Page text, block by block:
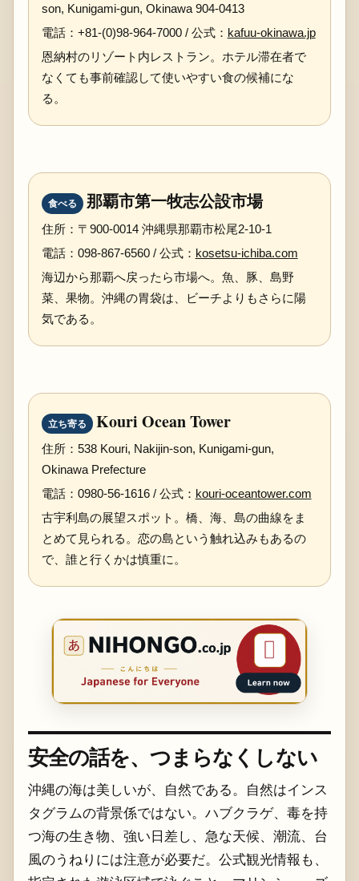
son, Kunigami-gun, Okinawa 904-0413
電話：+81-(0)98-964-7000 / 公式： kafuu-okinawa.jp
恩納村のリゾート内レストラン。ホテル滞在者で
なくても事前確認して使いやすい食の候補にな
る。
食べる 那覇市第一牧志公設市場
住所：〒900-0014 沖縄県那覇市松尾2-10-1
電話：098-867-6560 / 公式： kosetsu-ichiba.com
海辺から那覇へ戻ったら市場へ。魚、豚、島野
菜、果物。沖縄の胃袋は、ビーチよりもさらに陽
気である。
立ち寄る Kouri Ocean Tower
住所：538 Kouri, Nakijin-son, Kunigami-gun,
Okinawa Prefecture
電話：0980-56-1616 / 公式： kouri-oceantower.com
古宇利島の展望スポット。橋、海、島の曲線をま
とめて見られる。恋の島という触れ込みもあるの
で、誰と行くかは慎重に。
安全の話を、つまらなくしない
沖縄の海は美しいが、自然である。自然はインス
タグラムの背景係ではない。ハブクラゲ、毒を持
つ海の生き物、強い日差し、急な天候、潮流、台
風のうねりには注意が必要だ。公式観光情報も、